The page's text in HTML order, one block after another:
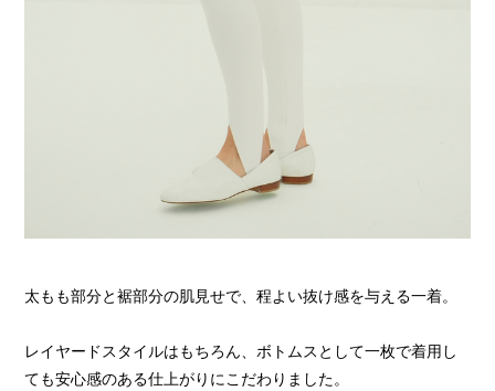
太もも部分と裾部分の肌見せで、程よい抜け感を与える一着。
レイヤードスタイルはもちろん、ボトムスとして一枚で着用し
ても安心感のある仕上がりにこだわりました。